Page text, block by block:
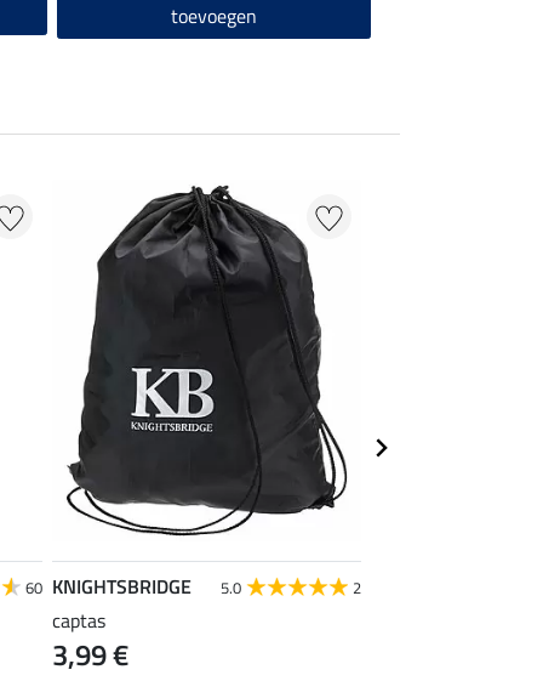
toevoegen
60 KNIGHTSBRIDGE 5.0 2
captas
3,99 €